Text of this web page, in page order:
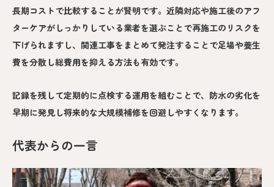
長期コストで比較することが賢明です。近隣対応や施工後のアフ
ターケアがしっかりしている業者を選ぶことで再施工のリスクを
下げられますし、関連工事をまとめて発注することで足場や養生
費を分散し総費用を抑える方法も有効です。
記録を残して定期的に点検する運用を組むことで、防水の劣化を
早期に発見し将来的な大規模補修を回避しやすくなります。
代表からの一言